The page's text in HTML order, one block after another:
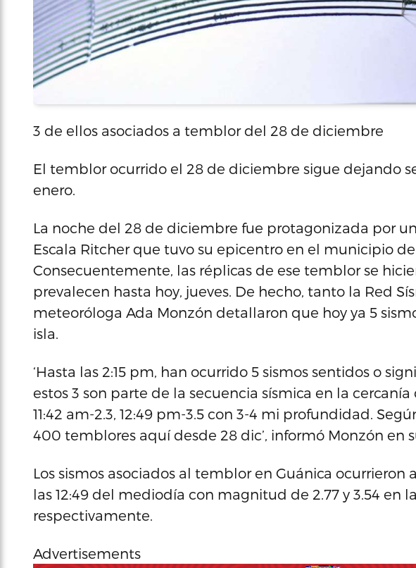
3 de ellos asociados a temblor del 28 de diciembre
El temblor ocurrido el 28 de diciembre sigue dejando
enero.
La noche del 28 de diciembre fue protagonizada por
Escala Ritcher que tuvo su epicentro en el municipio de
Consecuentemente, las réplicas de ese temblor se
prevalecen hasta hoy, jueves. De hecho, tanto la Red
meteoróloga Ada Monzón detallaron que hoy ya 5
isla.
‘Hasta las 2:15 pm, han ocurrido 5 sismos sentidos o
estos 3 son parte de la secuencia sísmica en la cercanía
11:42 am-2.3, 12:49 pm-3.5 con 3-4 mi profundidad.
400 temblores aquí desde 28 dic’, informó Monzón en
Los sismos asociados al temblor en Guánica ocurrieron
las 12:49 del mediodía con magnitud de 2.77 y 3.54 en
respectivamente.
Advertisements